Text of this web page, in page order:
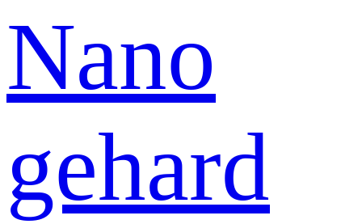
Nano
gehard